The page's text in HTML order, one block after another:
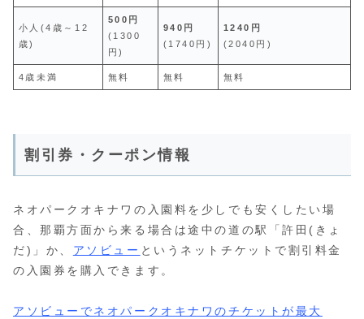
小人(4歳～12
歳)
500円
(1300
円)
940円
(1740円)
1240円
(2040円)
4歳未満 無料 無料 無料
割引券・クーポン情報
ネオパークオキナワの入園料を少しでも安くしたい場
合、那覇方面から来る場合は途中の道の駅「許田(きょ
だ)」か、 アソビュー というネットチケットで割引料金
の入園券を購入できます。
アソビューでネオパークオキナワのチケットが最大